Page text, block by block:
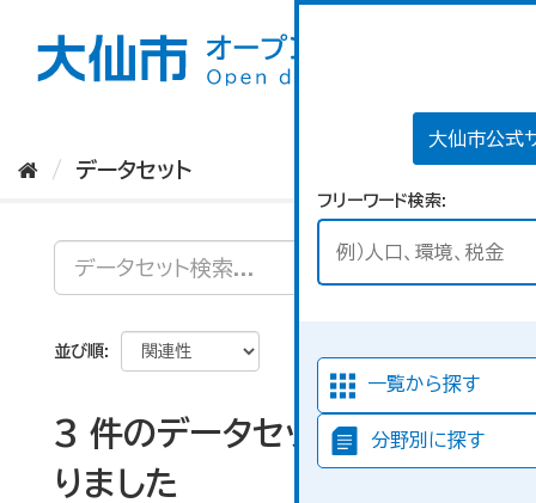
大仙市公式
フリーワード検索
一覧から探す
分野別に探す
データセット
並び順
3 件のデータセットが見つか
りました